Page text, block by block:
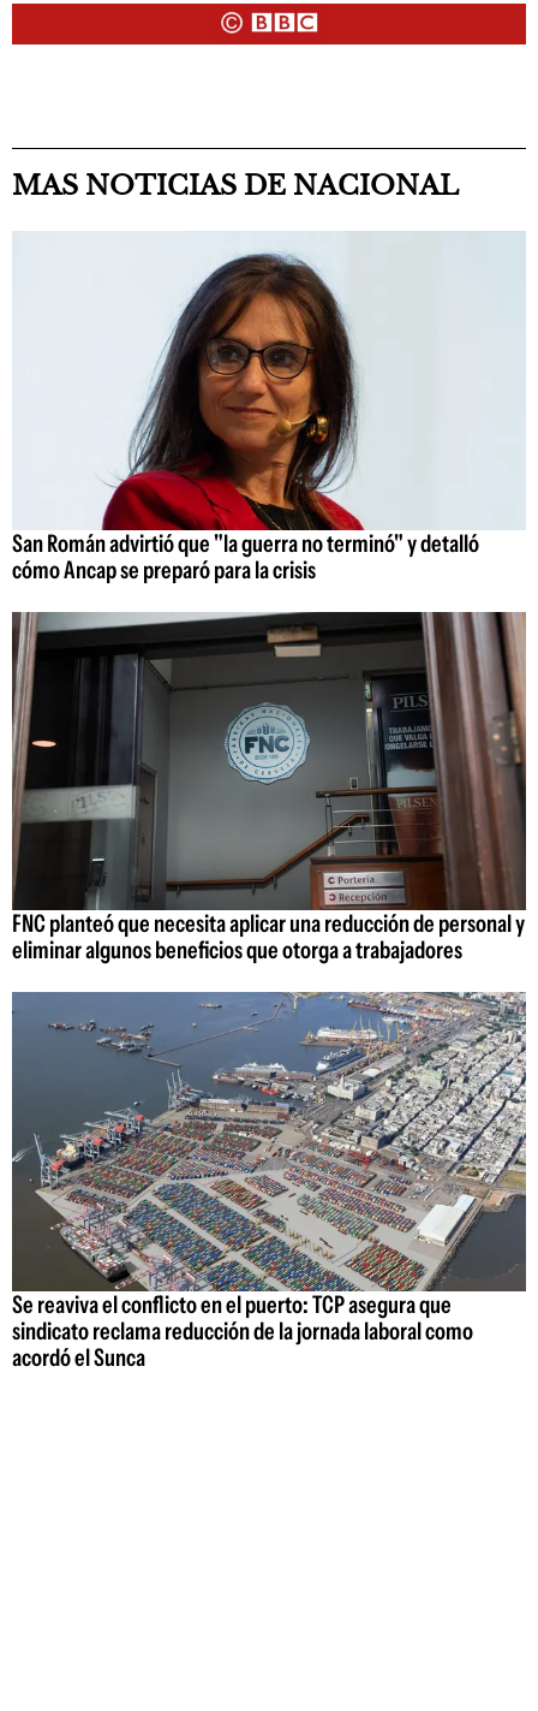
MAS NOTICIAS DE NACIONAL
San Román advirtió que "la guerra no terminó" y detalló
cómo Ancap se preparó para la crisis
FNC planteó que necesita aplicar una reducción de personal y
eliminar algunos beneficios que otorga a trabajadores
Se reaviva el conflicto en el puerto: TCP asegura que
sindicato reclama reducción de la jornada laboral como
acordó el Sunca